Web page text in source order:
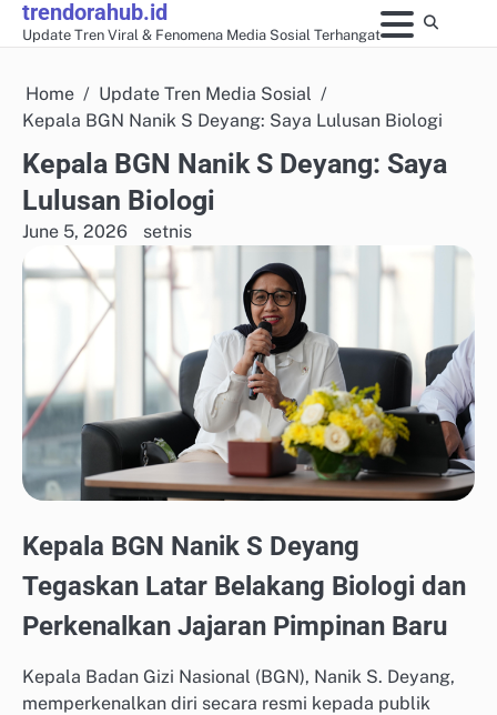
Skiptrendorahub.id
Update Tren Viral & Fenomena Media Sosial Terhangat
Home
Update Tren Media Sosial
Kepala BGN Nanik S Deyang: Saya Lulusan Biologi
Kepala BGN Nanik S Deyang: Saya
Lulusan Biologi
June 5, 2026 setnis
Kepala BGN Nanik S Deyang
Tegaskan Latar Belakang Biologi dan
Perkenalkan Jajaran Pimpinan Baru
Kepala Badan Gizi Nasional (BGN), Nanik S. Deyang,
memperkenalkan diri secara resmi kepada publik